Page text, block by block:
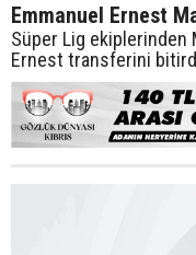
Emmanuel Ernest
Süper Lig ekiplerinden
Ernest transferini